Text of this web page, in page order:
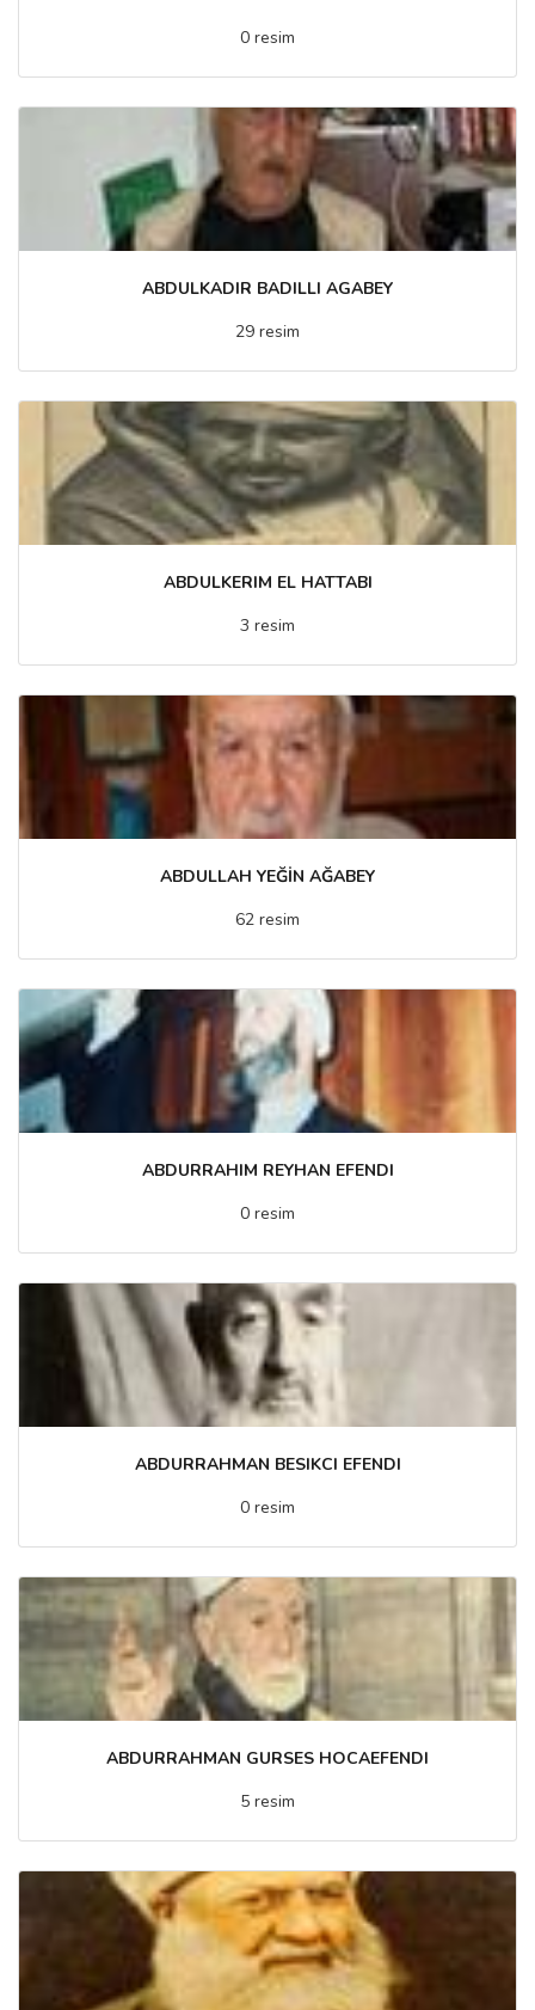
0 resim
ABDULKADIR BADILLI AGABEY
29 resim
ABDULKERIM EL HATTABI
3 resim
ABDULLAH YEĞİN AĞABEY
62 resim
ABDURRAHIM REYHAN EFENDI
0 resim
ABDURRAHMAN BESIKCI EFENDI
0 resim
ABDURRAHMAN GURSES HOCAEFENDI
5 resim